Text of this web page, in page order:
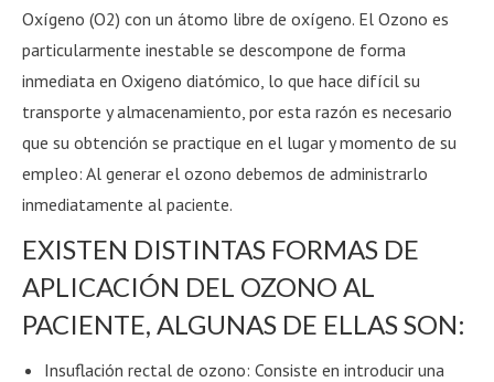
Oxígeno (O2) con un átomo libre de oxígeno. El Ozono es
particularmente inestable se descompone de forma
inmediata en Oxigeno diatómico, lo que hace difícil su
transporte y almacenamiento, por esta razón es necesario
que su obtención se practique en el lugar y momento de su
empleo: Al generar el ozono debemos de administrarlo
inmediatamente al paciente.
EXISTEN DISTINTAS FORMAS DE
APLICACIÓN DEL OZONO AL
PACIENTE, ALGUNAS DE ELLAS SON:
Insuflación rectal de ozono: Consiste en introducir una